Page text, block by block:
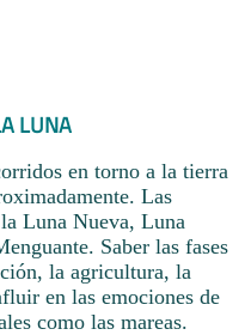
LUNA
en torno a la tierra
Las
Luna Nueva, Luna
Saber las fases
la agricultura, la
en las emociones de
como las mareas.